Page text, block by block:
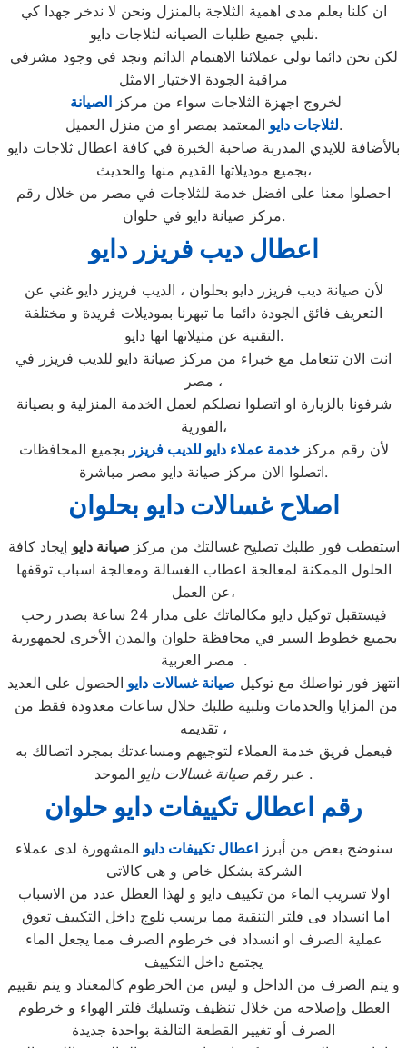
ان كلنا يعلم مدى اهمية الثلاجة بالمنزل ونحن لا ندخر جهدا كي
نلبي جميع طلبات الصيانه لثلاجات دايو.
لكن نحن دائما نولي عملائنا الاهتمام الدائم ونجد في وجود مشرفي
مراقبة الجودة الاختيار الامثل
لخروج اجهزة الثلاجات سواء من مركز الصيانة
لثلاجات دايوالمعتمد بمصر او من منزل العميل.
بالأضافة للايدي المدربة صاحبة الخبرة في كافة اعطال ثلاجات دايو
بجميع موديلاتها القديم منها والحديث،
احصلوا معنا على افضل خدمة للثلاجات في مصر من خلال رقم
مركز صيانة دايو في حلوان.
اعطال ديب فريزر دايو
لأن صيانة ديب فريزر دايو بحلوان ، الديب فريزر دايو غني عن
التعريف فائق الجودة دائما ما تبهرنا بموديلات فريدة و مختلفة
التقنية عن مثيلاتها انها دايو.
انت الان تتعامل مع خبراء من مركز صيانة دايو للديب فريزر في
مصر ،
شرفونا بالزيارة او اتصلوا نصلكم لعمل الخدمة المنزلية و بصيانة
الفورية،
لأن رقم مركزخدمة عملاء دايو للديب فريزر بجميع المحافظات
اتصلوا الان مركز صيانة دايو مصر مباشرة.
اصلاح غسالات دايو بحلوان
استقطب فور طلبك تصليح غسالتك من مركز صيانة دايو إيجاد كافة
الحلول الممكنة لمعالجة اعطاب الغسالة ومعالجة اسباب توقفها
عن العمل،
فيستقبل توكيل دايو مكالماتك على مدار 24 ساعة بصدر رحب
بجميع خطوط السير في محافظة حلوان والمدن الأخرى لجمهورية
مصر العربية .
انتهز فور تواصلك مع توكيل صيانة غسالات دايو الحصول على العديد
تقديمه ،
فيعمل فريق خدمة العملاء لتوجيهم ومساعدتك بمجرد اتصالك به
عبر رقم صيانة غسالات دايو الموحد .
رقم اعطال تكييفات دايو حلوان
سنوضح بعض من أبرزاعطال تكييفات دايو المشهورة لدى عملاء
الشركة بشكل خاص و هى كالاتى
اولا تسريب الماء من تكييف دايو و لهذا العطل عدد من الاسباب
عملية الصرف او انسداد فى خرطوم الصرف مما يجعل الماء
يجتمع داخل التكييف
و يتم الصرف من الداخل و ليس من الخرطوم كالمعتاد و يتم تقييم
العطل وإصلاحه من خلال تنظيف وتسليك فلتر الهواء و خرطوم
الصرف أو تغيير القطعة التالفة بواحدة جديدة